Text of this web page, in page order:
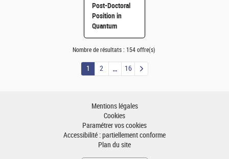
Post-Doctoral
Position in
Quantum
Materials
Research H/F
Nombre de résultats : 154 offre(s)
1 2 16
Mentions légales
Cookies
Paramétrer vos cookies
Accessibilité : partiellement conforme
Plan du site